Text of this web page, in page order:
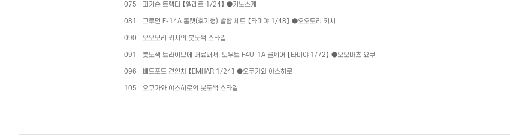
075 퍼거슨 트랙터 【엘레르 1/24】 ●키노스케
081 그루먼 F-14A 톰캣(후기형) 발함 세트 【타미야 1/48】 ●오오모리 키시
090 오오모리 키시의 붓도색 스타일
091 붓도색 트라이브에 매료돼서 . 보우트 F4U-1A 콜세어 【타미야 1/72】 ●오오마츠 요쿠
096 베드포드 견인차 【 EMHAR 1/24】 ●오쿠가와 야스히로
105 오쿠가와 야스히로의 붓도색 스타일